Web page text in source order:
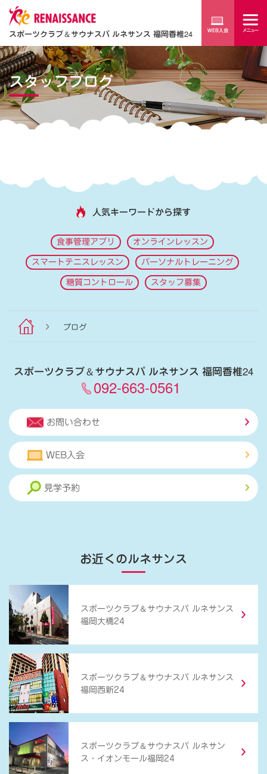
スポーツクラブ＆サウナスパ ルネサンス 福岡香椎24
スタッフブログ
人気キーワードから探す
食事管理アプリ オンラインレッスン
スマートテニスレッスン パーソナルトレーニング
糖質コントロール スタッフ募集
ブログ
スポーツクラブ＆サウナスパ ルネサンス 福岡香椎24
092-663-0561
お問い合わせ
WEB入会
見学予約
お近くのルネサンス
スポーツクラブ ＆ サウナスパ ルネサンス
福岡大橋24
スポーツクラブ ＆ サウナスパ ルネサンス
福岡西新24
スポーツクラブ ＆ サウナスパ ルネサン
ス・イオンモール福岡24